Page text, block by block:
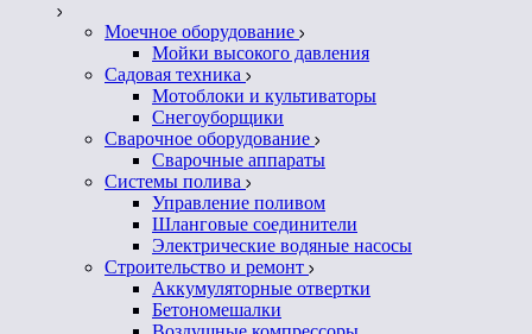
Моечное оборудование
Мойки высокого давления
Садовая техника
Мотоблоки и культиваторы
Снегоуборщики
Сварочное оборудование
Сварочные аппараты
Системы полива
Управление поливом
Шланговые соединители
Электрические водяные насосы
Строительство и ремонт
Аккумуляторные отвертки
Бетономешалки